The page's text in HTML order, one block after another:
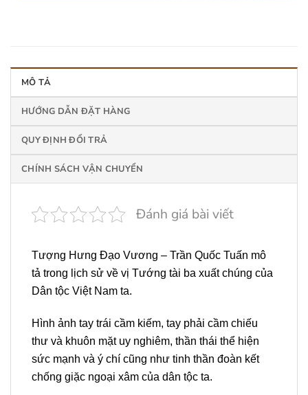
MÔ TẢ
HƯỚNG DẪN ĐẶT HÀNG
QUY ĐỊNH ĐỔI TRẢ
CHÍNH SÁCH VẬN CHUYỂN
Đánh giá bài viết
Tượng Hưng Đạo Vương – Trần Quốc Tuấn mô
tả trong lịch sử về vị Tướng tài ba xuất chúng của
Dân tộc Việt Nam ta.
Hình ảnh tay trái cầm kiếm, tay phải cầm chiếu
thư và khuôn mặt uy nghiêm, thần thái thể hiện
sức mạnh và ý chí cũng như tinh thần đoàn kết
chống giặc ngoại xâm của dân tộc ta.